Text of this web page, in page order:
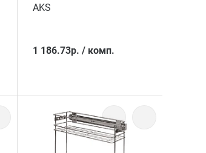
AKS
1 186.73р. / комп.